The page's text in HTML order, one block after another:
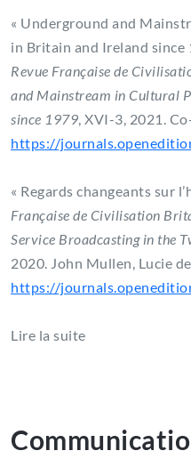
« Underground and
in Britain and Ireland since
Revue Française de
and Mainstream in Cultural
since 1979, XVI-3, 2021.
https://
« Regards changeants sur
Française de Civilisation
Service Broadcasting in the
2020. John Mullen, Lucie
https://
Lire la suite